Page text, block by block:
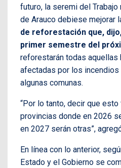
futuro, la seremi del
de Arauco debiese mejorar
de reforestación que,
primer semestre del
reforestarán todas aquellas
afectadas por los
algunas comunas.
“Por lo tanto, decir que
provincias donde en 2026
en 2027 serán otras”,
En línea con lo anterior,
Estado y el Gobierno se